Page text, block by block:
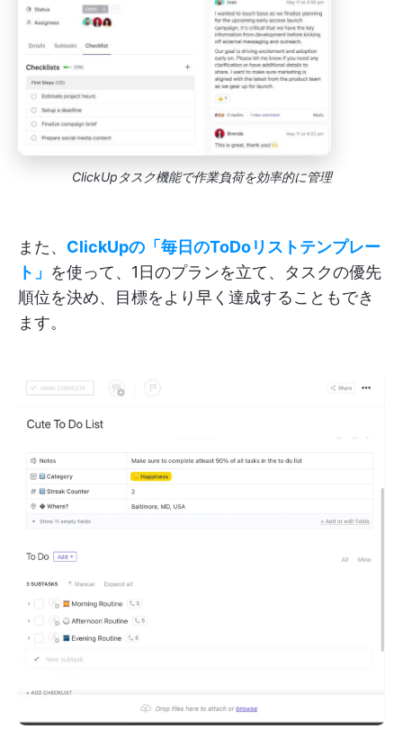
ClickUpタスク機能で作業負荷を効率的に管理
また、 ClickUpの「毎日のToDoリストテンプレー
ト」 を使って、1日のプランを立て、タスクの優先
順位を決め、目標をより早く達成することもでき
ます。